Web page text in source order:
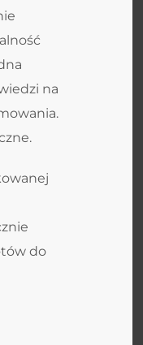
na
do